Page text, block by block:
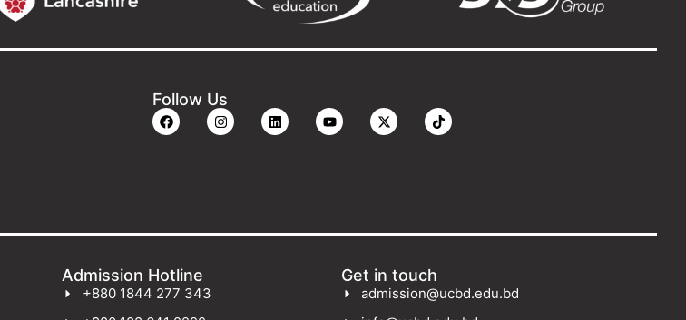
Follow Us
Admission Hotline
+880 1844 277 343
Get in touch
admission@ucbd.edu.bd